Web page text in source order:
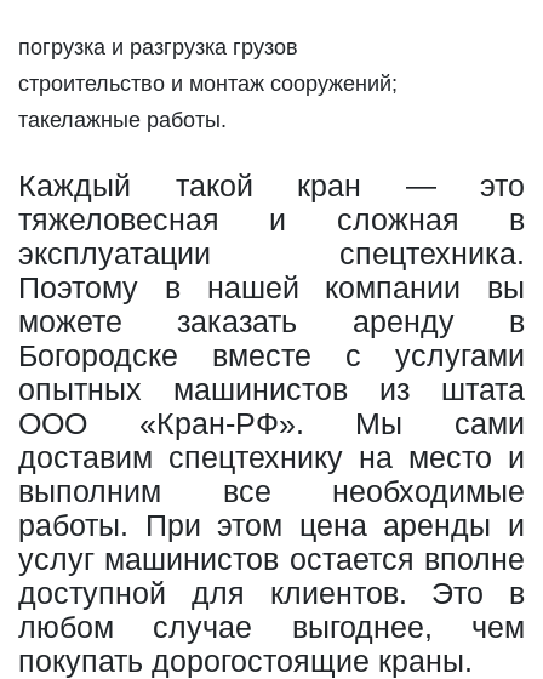
погрузка и разгрузка грузов
строительство и монтаж сооружений;
такелажные работы.
Каждый такой кран — это
тяжеловесная и сложная в
эксплуатации спецтехника.
Поэтому в нашей компании вы
можете заказать аренду в
Богородске вместе с услугами
опытных машинистов из штата
ООО «Кран-РФ». Мы сами
доставим спецтехнику на место и
выполним все необходимые
работы. При этом цена аренды и
услуг машинистов остается вполне
доступной для клиентов. Это в
любом случае выгоднее, чем
покупать дорогостоящие краны.